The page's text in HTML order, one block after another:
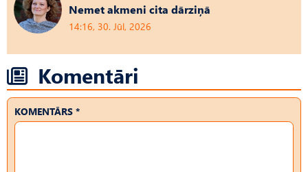
Nemet akmeni cita dārziņā
14:16, 30. Jūl, 2026
Komentāri
KOMENTĀRS *